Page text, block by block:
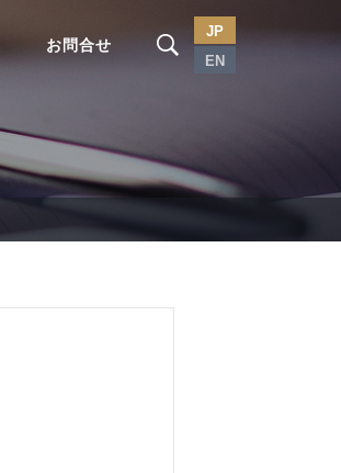
お問合せ
JP
EN